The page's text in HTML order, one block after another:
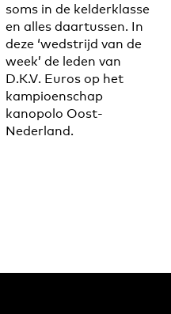
soms in de kelderklasse
en alles daartussen. In
deze ‘wedstrijd van de
week’ de leden van
D.K.V. Euros op het
kampioenschap
kanopolo Oost-
Nederland.